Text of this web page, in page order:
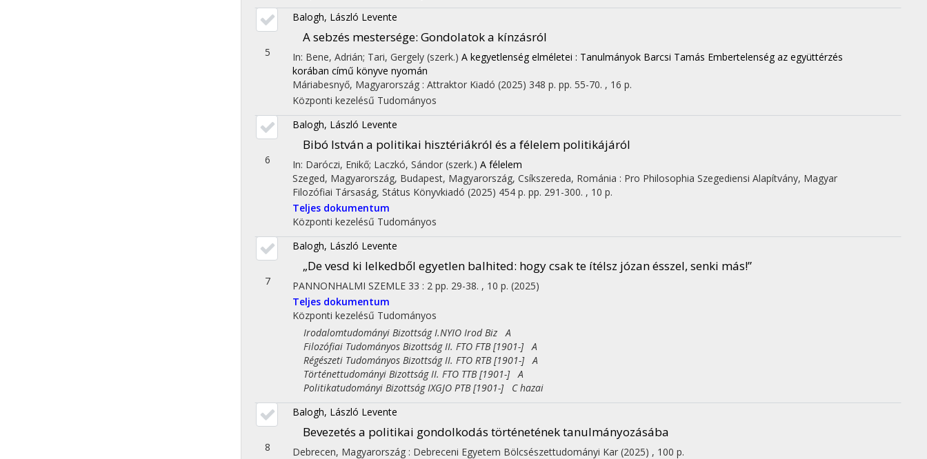
5
Balogh, László Levente
A sebzés mestersége: Gondolatok a kínzásról
In: Bene, Adrián; Tari, Gergely (szerk.) A kegyetlenség elméletei : Tanulmányok Barcsi Tamás Embertelenség az együttérzés
korában című könyve nyomán
Máriabesnyő, Magyarország : Attraktor Kiadó (2025) 348 p. pp. 55-70. , 16 p.
Központi kezelésű Tudományos
6
Balogh, László Levente
Bibó István a politikai hisztériákról és a félelem politikájáról
In: Daróczi, Enikő; Laczkó, Sándor (szerk.) A félelem
Szeged, Magyarország, Budapest, Magyarország, Csíkszereda, Románia : Pro Philosophia Szegediensi Alapítvány, Magyar
Filozófiai Társaság, Státus Könyvkiadó (2025) 454 p. pp. 291-300. , 10 p.
Teljes dokumentum
Központi kezelésű Tudományos
7
Balogh, László Levente
„De vesd ki lelkedből egyetlen balhited: hogy csak te ítélsz józan ésszel, senki más!”
PANNONHALMI SZEMLE 33 : 2 pp. 29-38. , 10 p. (2025)
Teljes dokumentum
Központi kezelésű Tudományos
Irodalomtudományi Bizottság I.NYIO Irod Biz A
Filozófiai Tudományos Bizottság II. FTO FTB [1901-] A
Régészeti Tudományos Bizottság II. FTO RTB [1901-] A
Történettudományi Bizottság II. FTO TTB [1901-] A
Politikatudományi Bizottság IXGJO PTB [1901-] C hazai
8
Balogh, László Levente
Bevezetés a politikai gondolkodás történetének tanulmányozásába
Debrecen, Magyarország : Debreceni Egyetem Bölcsészettudományi Kar (2025) , 100 p.